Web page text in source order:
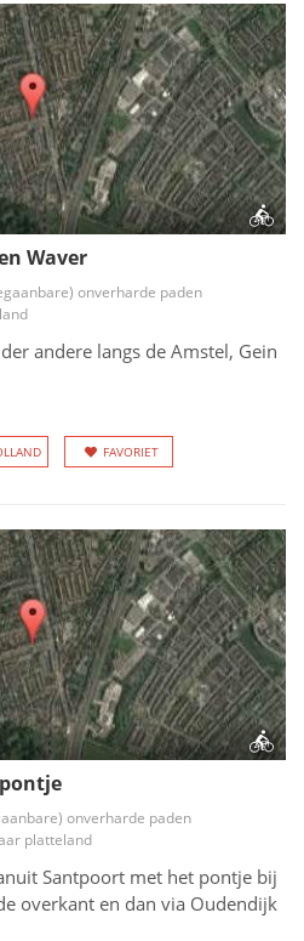
Waver
onverharde paden
andere langs de Amstel, Gein
FAVORIET
onverharde paden
platteland
Santpoort met het pontje bij
overkant en dan via Oudendijk